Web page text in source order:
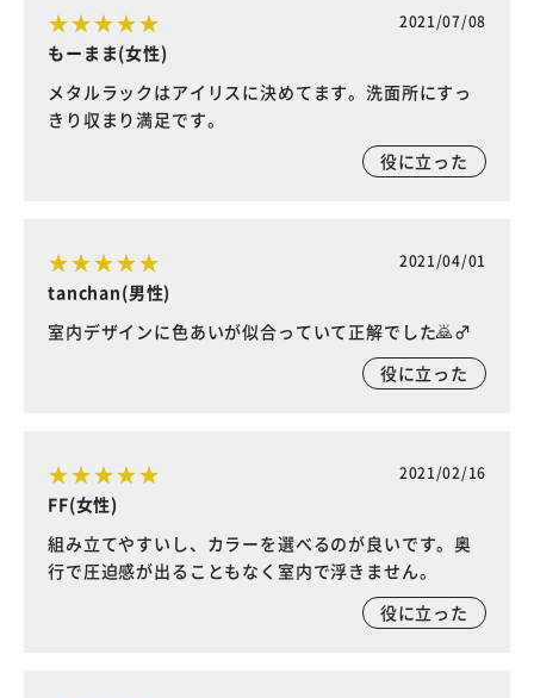
2021/07/08
もーまま(女性)
メタルラックはアイリスに決めてます。洗面所にすっ
きり収まり満足です。
役に立った
2021/04/01
tanchan(男性)
室内デザインに色あいが似合っていて正解でした🙇♂
役に立った
2021/02/16
FF(女性)
組み立てやすいし、カラーを選べるのが良いです。奥
行で圧迫感が出ることもなく室内で浮きません。
役に立った